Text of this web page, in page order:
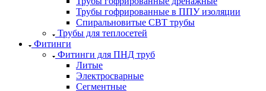
Трубы гофрированные в ППУ изоляции
Спиральновитые СВТ трубы
Трубы для теплосетей
Фитинги
Фитинги для ПНД труб
Литые
Электросварные
Сегментные